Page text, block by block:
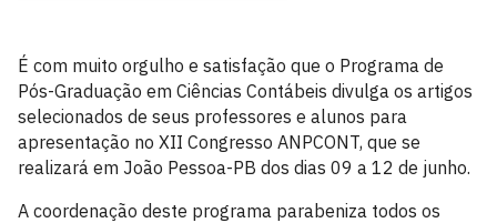
É com muito orgulho e satisfação que o Programa de
Pós-Graduação em Ciências Contábeis divulga os artigos
selecionados de seus professores e alunos para
apresentação no XII Congresso ANPCONT, que se
realizará em João Pessoa-PB dos dias 09 a 12 de junho.
A coordenação deste programa parabeniza todos os